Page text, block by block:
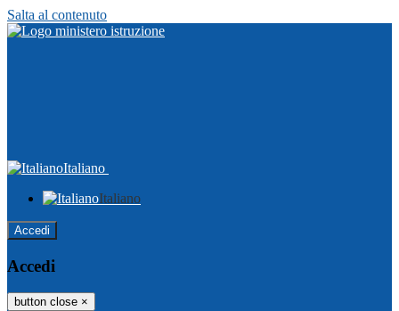
Salta al contenuto
Italiano
Italiano
Accedi
Accedi
button close ×